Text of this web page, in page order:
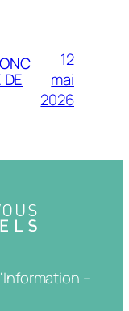
DE
12
mai
2026
–